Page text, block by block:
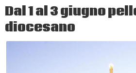
Dal 1 al 3 giugno
diocesano